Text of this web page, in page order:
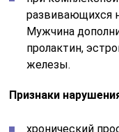
развивающихся
Мужчина
пролактин,
железы.
Признаки
хронический